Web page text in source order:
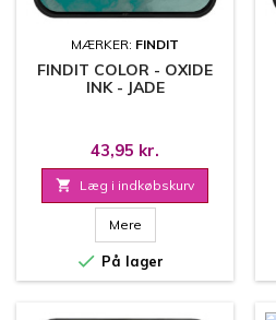
MÆRKER: FINDIT
FINDIT COLOR - OXIDE
INK - JADE
43,95 kr.
 Læg i indkøbskurv
Mere
 På lager